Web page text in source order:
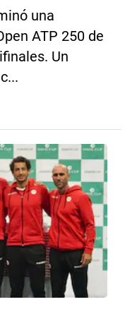
una
ATP 250 de
Un